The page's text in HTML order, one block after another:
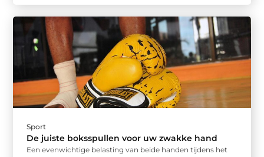
Sport
De juiste boksspullen voor uw zwakke hand
Een evenwichtige belasting van beide handen tijdens het